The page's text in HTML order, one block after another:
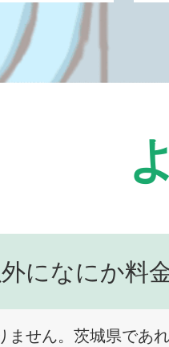
になにか料
ません。茨城県であ